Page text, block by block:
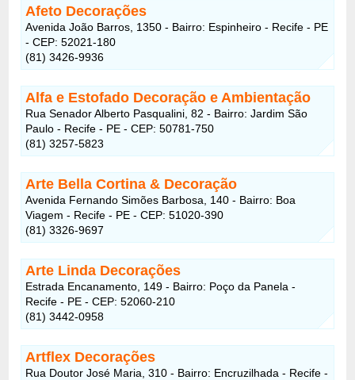
Afeto Decorações
Avenida João Barros, 1350 - Bairro: Espinheiro - Recife - PE
- CEP: 52021-180
(81) 3426-9936
Alfa e Estofado Decoração e Ambientação
Rua Senador Alberto Pasqualini, 82 - Bairro: Jardim São
Paulo - Recife - PE - CEP: 50781-750
(81) 3257-5823
Arte Bella Cortina & Decoração
Avenida Fernando Simões Barbosa, 140 - Bairro: Boa
Viagem - Recife - PE - CEP: 51020-390
(81) 3326-9697
Arte Linda Decorações
Estrada Encanamento, 149 - Bairro: Poço da Panela -
Recife - PE - CEP: 52060-210
(81) 3442-0958
Artflex Decorações
Rua Doutor José Maria, 310 - Bairro: Encruzilhada - Recife -